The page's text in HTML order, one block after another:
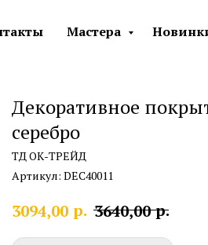
Мастера
Декоративное
серебро
ТД ОК-ТРЕЙД
Артикул: DEC40011
3094,00 р. 3640,00 р.